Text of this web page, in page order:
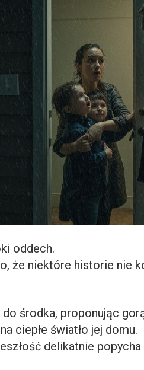
oddech.
że niektóre historie nie
do środka, proponując
ciepłe światło jej domu.
delikatnie